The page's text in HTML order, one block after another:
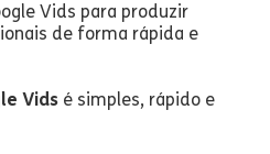
Vids para produzir
de forma rápida e
Vids é simples, rápido e